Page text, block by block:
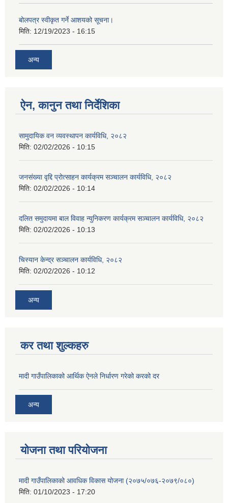
बोलपत्र स्वीकृत गर्ने आशयको सूचना।
मिति: 12/19/2023 - 16:15
अन्य
ऐन, कानुन तथा निर्देशिका
सामुदायिक वन व्यवस्थापन कार्यविधि, २०८२
मिति: 02/02/2026 - 10:15
जनसंख्या वृद्दि प्रोत्साहन कार्यक्रम सञ्‍चालन कार्यविधि, २०८२
मिति: 02/02/2026 - 10:14
दलित समुदायमा बाल विवाह न्युनिकरण कार्यक्रम सञ्‍चालन कार्यविधि, २०८२
मिति: 02/02/2026 - 10:13
चिस्यान केन्द्र सञ्‍चालन कार्यविधि, २०८२
मिति: 02/02/2026 - 10:12
अन्य
कर तथा शुल्कहरु
मादी गाउँपालिकाको आर्थिक ऐनले निर्धारण गरेको करको दर
अन्य
योजना तथा परियोजना
मादी गाउँपालिकाको आवधिक विकास योजना (२०७५/०७६-२०७९/०८०)
मिति: 01/10/2023 - 17:20